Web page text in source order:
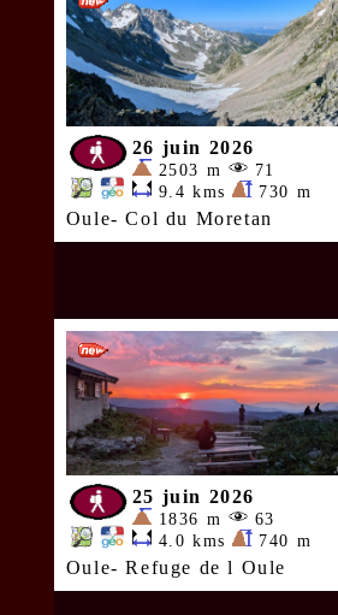
26 juin 2026
2503 m
71
9.4 kms
730 m
Oule- Col du Moretan
25 juin 2026
1836 m
63
4.0 kms
740 m
Oule- Refuge de l Oule